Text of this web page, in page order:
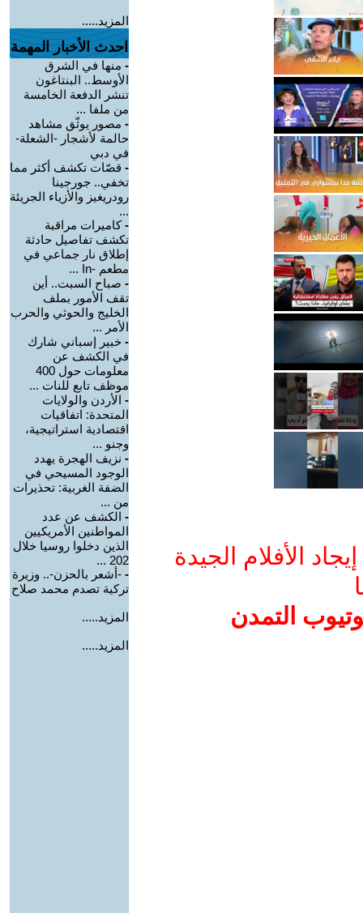
الأفلام الجيدة
التمدن
المزيد.....
احدث الأخبار المهمة
- منها في الشرق
الأوسط.. البنتاغون
تنشر الدفعة الخامسة
من ملفا ...
- مصور يوثّق مشاهد
حالمة لأشجار -الشعلة-
في دبي
- قصّات تكشف أكثر مما
تخفي.. جورجينا
رودريغيز والأزياء الجريئة
...
-كاميرات مراقبة
تكشف تفاصيل حادثة
إطلاق نار جماعي في
مطعم -In ...
- صباح السبت.. أين
تقف الأمور بملف
الخليج والحوثي والحرب
الأمر ...
- خبير إسباني شارك
في الكشف عن
معلومات حول 400
موظف تابع للنات ...
- الأردن والولايات
المتحدة: اتفاقيات
اقتصادية استراتيجية،
وجنو ...
- نزيف الهجرة يهدد
الوجود المسيحي في
الضفة الغربية: تحذيرات
من ...
- الكشف عن عدد
المواطنين الأمريكيين
الذين دخلوا روسيا خلال
202 ...
- -أشعر بالحزن-.. وزيرة
تركية تصدم محمد صلاح
المزيد.....
المزيد.....